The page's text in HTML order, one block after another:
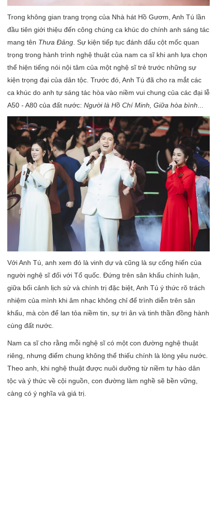
Trong không gian trang trọng của Nhà hát Hồ Gươm, Anh Tú lần
đầu tiên giới thiệu đến công chúng ca khúc do chính anh sáng tác
mang tên Thưa Đảng . Sự kiện tiếp tục đánh dấu cột mốc quan
trọng trong hành trình nghệ thuật của nam ca sĩ khi anh lựa chọn
thể hiện tiếng nói nội tâm của một nghệ sĩ trẻ trước những sự
kiện trọng đại của dân tộc. Trước đó, Anh Tú đã cho ra mắt các
ca khúc do anh tự sáng tác hòa vào niềm vui chung của các đại lễ
A50 - A80 của đất nước: Người là Hồ Chí Minh, Giữa hòa bình
Với Anh Tú, anh xem đó là vinh dự và cũng là sự cống hiến của
người nghệ sĩ đối với Tổ quốc. Đứng trên sân khấu chính luận,
giữa bối cảnh lịch sử và chính trị đặc biệt, Anh Tú ý thức rõ trách
nhiệm của mình khi âm nhạc không chỉ để trình diễn trên sân
khấu, mà còn để lan tỏa niềm tin, sự tri ân và tinh thần đồng hành
cùng đất nước.
Nam ca sĩ cho rằng mỗi nghệ sĩ có một con đường nghệ thuật
riêng, nhưng điểm chung không thể thiếu chính là lòng yêu nước.
Theo anh, khi nghệ thuật được nuôi dưỡng từ niềm tự hào dân
tộc và ý thức về cội nguồn, con đường làm nghề sẽ bền vững,
càng có ý nghĩa và giá trị.